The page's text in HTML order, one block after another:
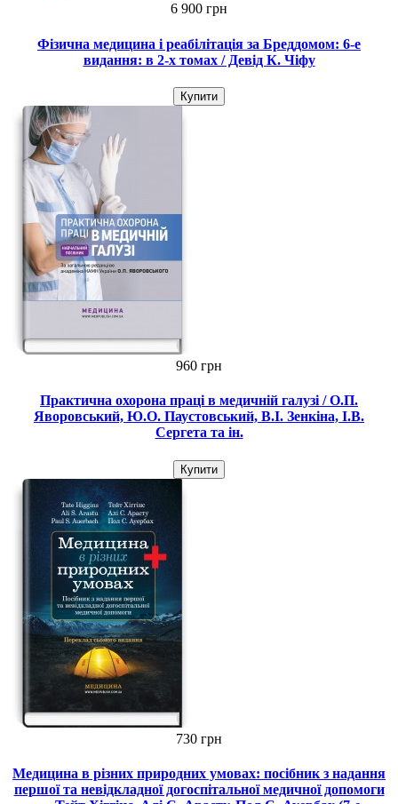
6 900 грн
Фізична медицина і реабілітація за Бреддомом: 6-е
видання: в 2-х томах / Девід К. Чіфу
Купити
960 грн
Практична охорона праці в медичній галузі / О.П.
Яворовський, Ю.О. Паустовський, В.I. Зенкіна, I.В.
Сергета та ін.
Купити
730 грн
Медицина в різних природних умовах: посібник з надання
першої та невідкладної догоспітальної медичної допомоги